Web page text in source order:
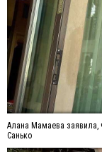
Алана Мамаева заявила,
Санько